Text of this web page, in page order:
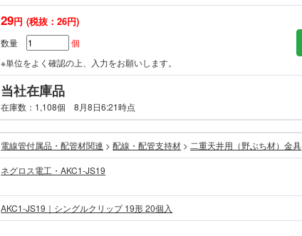
29円 (税抜：26円)
数量
個
※単位をよく確認の上、入力をお願いします。
当社在庫品
在庫数：1,108個 8月8日6:21時点
電線管付属品・配管材関連 > 配線・配管支持材 > 二重天井用（野ぶち材）金具
ネグロス電工・AKC1-JS19
AKC1-JS19｜シングルクリップ 19形 20個入